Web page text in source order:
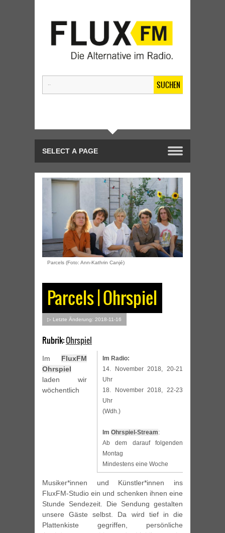
SUCHEN
Parcels (Foto: Ann-Kathrin Canjé)
Parcels | Ohrspiel
▷ Letzte Änderung: 2018-11-16
Rubrik:Ohrspiel
Im Radio:
14. November 2018, 20-21
Uhr
18. November 2018, 22-23
Uhr
(Wdh.)
Im Ohrspiel-Stream:
Ab dem darauf folgenden
Montag
Mindestens eine Woche
Im FluxFM
Ohrspiel
laden wir
wöchentlich
Musiker*innen und Künstler*innen ins
FluxFM-Studio ein und schenken ihnen eine
Stunde Sendezeit. Die Sendung gestalten
unsere Gäste selbst. Da wird tief in die
Plattenkiste gegriffen, persönliche